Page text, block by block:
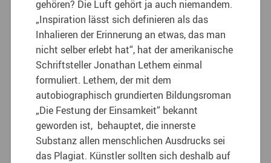
gehören? Die Luft gehört ja auch niemandem.
„Inspiration lässt sich definieren als das
Inhalieren der Erinnerung an etwas, das man
nicht selber erlebt hat“, hat der amerikanische
Schriftsteller Jonathan Lethem einmal
formuliert. Lethem, der mit dem
autobiographisch grundierten Bildungsroman
„Die Festung der Einsamkeit“ bekannt
geworden ist, behauptet, die innerste
Substanz allen menschlichen Ausdrucks sei
das Plagiat. Künstler sollten sich deshalb auf